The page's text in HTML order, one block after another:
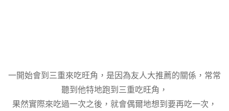
一開始會到三重來吃旺角，是因為友人大推薦的關係，常常
聽到他特地跑到三重吃旺角，
果然實際來吃過一次之後，就會偶爾地想到要再吃一次，